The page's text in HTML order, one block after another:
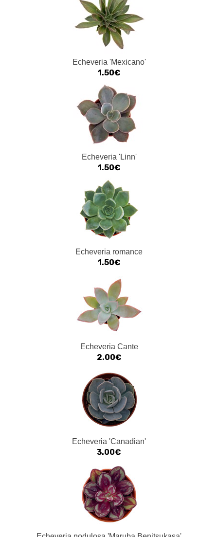
Echeveria 'Mexicano'
1.50€
Echeveria 'Linn'
1.50€
Echeveria romance
1.50€
Echeveria Cante
2.00€
Echeveria 'Canadian'
3.00€